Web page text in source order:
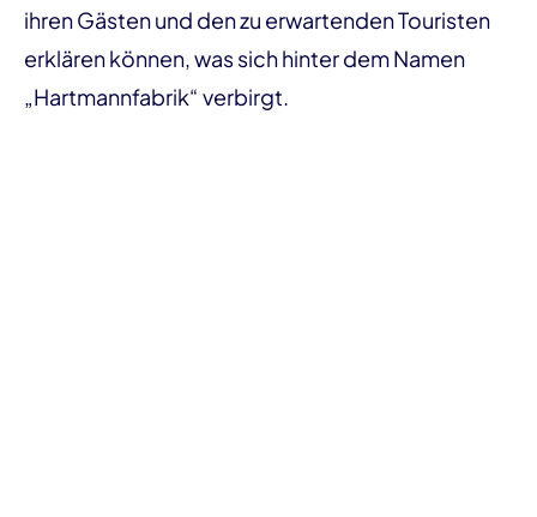
ihren Gästen und den zu erwartenden Touristen
erklären können, was sich hinter dem Namen
„Hartmannfabrik“ verbirgt.